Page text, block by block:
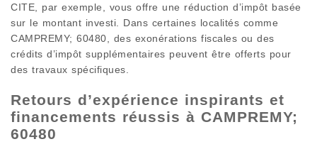
CITE, par exemple, vous offre une réduction d’impôt basée
sur le montant investi. Dans certaines localités comme
CAMPREMY; 60480, des exonérations fiscales ou des
crédits d’impôt supplémentaires peuvent être offerts pour
des travaux spécifiques.
Retours d’expérience inspirants et
financements réussis à CAMPREMY;
60480